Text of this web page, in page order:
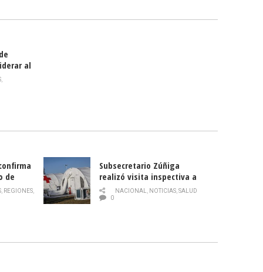
al
,
de
, REGIONES,
Subsecretario Zúñiga
realizó visita inspectiva a
Hospital Modular Sótero del
Río
NACIONAL, NOTICIAS,SALUD
0